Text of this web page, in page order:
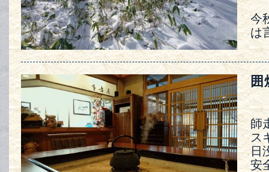
今
は
囲
師
ス
日
安